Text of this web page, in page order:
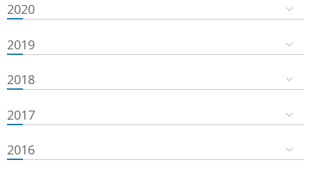
2020
2019
2018
2017
2016